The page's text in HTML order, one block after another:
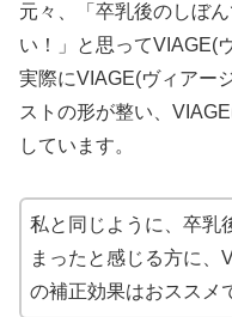
元々、「卒乳後のしぼ
い！」と思ってVIAGE(
実際にVIAGE(ヴィアー
ストの形が整い、
しています。
私と同じように、卒乳
まったと感じる方に、
の補正効果はおススメ